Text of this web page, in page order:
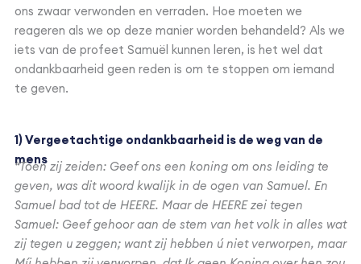
ons zwaar verwonden en verraden. Hoe moeten we
reageren als we op deze manier worden behandeld? Als we
iets van de profeet Samuël kunnen leren, is het wel dat
ondankbaarheid geen reden is om te stoppen om iemand
te geven.
1) Vergeetachtige ondankbaarheid is de weg van de
mens
“Toen zij zeiden: Geef ons een koning om ons leiding te
geven, was dit woord kwalijk in de ogen van Samuel. En
Samuel bad tot de HEERE. Maar de HEERE zei tegen
Samuel: Geef gehoor aan de stem van het volk in alles wat
zij tegen u zeggen; want zij hebben ú niet verworpen, maar